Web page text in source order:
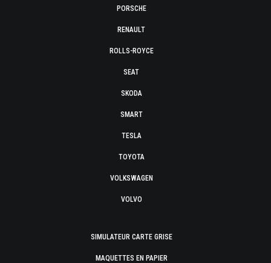
PORSCHE
RENAULT
ROLLS-ROYCE
SEAT
SKODA
SMART
TESLA
TOYOTA
VOLKSWAGEN
VOLVO
SIMULATEUR CARTE GRISE
MAQUETTES EN PAPIER